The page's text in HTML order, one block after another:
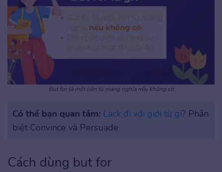
But for là một liên từ mang nghĩa nếu không có
Có thể bạn quan tâm: Lack đi với giới từ gì? Phân
biệt Convince và Persuade
Cách dùng but for